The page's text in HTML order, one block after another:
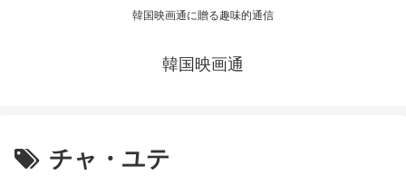
韓国映画通に贈る趣味的通信
韓国映画通
チャ・ユテ